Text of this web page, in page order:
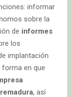
informar
sobre la
de informes
los
implantación
en que
, así